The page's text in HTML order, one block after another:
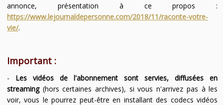
annonce, présentation à ce propos :
https://www.lejournaldepersonne.com/2018/11/raconte-votre-
vie/.
Important :
- Les vidéos de l'abonnement sont servies, diffusées en
streaming(hors certaines archives), si vous n'arrivez pas à les
voir, vous le pourrez peut-être en installant des codecs vidéos